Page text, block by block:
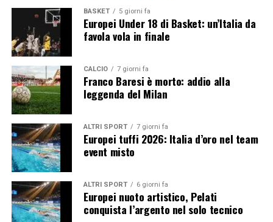
Il dietrofront contribuisce ad allentare la tensione con
la UEFA e con le altre confederazioni, scongiurando il
rischio di un duro scontro istituzionale che avrebbe
potuto avere conseguenze anche sull’organizzazione
delle future competizioni internazionali. La vicenda
rappresenta uno dei momenti più delicati della
presidenza Infantino, costretto a rinunciare a una delle
iniziative economiche più ambiziose degli ultimi anni.
Per il momento, il Mondiale resta completamente sotto
il controllo della FIFA, senza l’ingresso di capitali privati
nella sua struttura commerciale.
BASKET 5 giorni fa
Europei Under 18 di Basket: un’Italia da
favola vola in finale
CALCIO 7 giorni fa
Franco Baresi è morto: addio alla
leggenda del Milan
ALTRI SPORT 7 giorni fa
Europei tuffi 2026: Italia d’oro nel team
event misto
ALTRI SPORT 6 giorni fa
Europei nuoto artistico, Pelati
conquista l’argento nel solo tecnico